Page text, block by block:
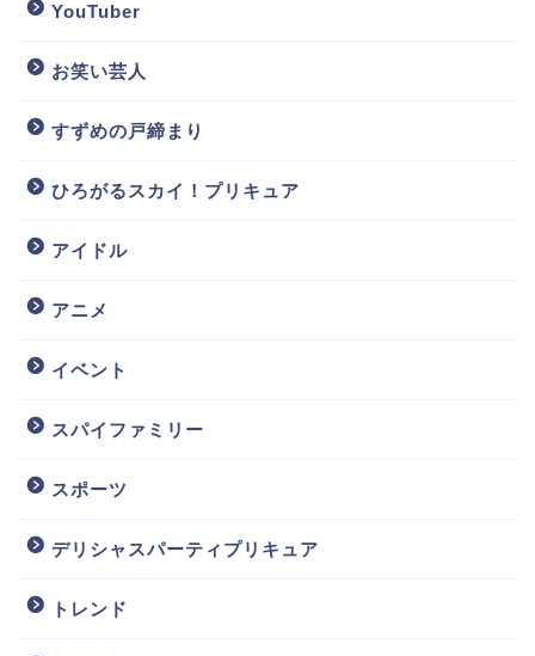
YouTuber
お笑い芸人
すずめの戸締まり
ひろがるスカイ！プリキュア
アイドル
アニメ
イベント
スパイファミリー
スポーツ
デリシャスパーティプリキュア
トレンド